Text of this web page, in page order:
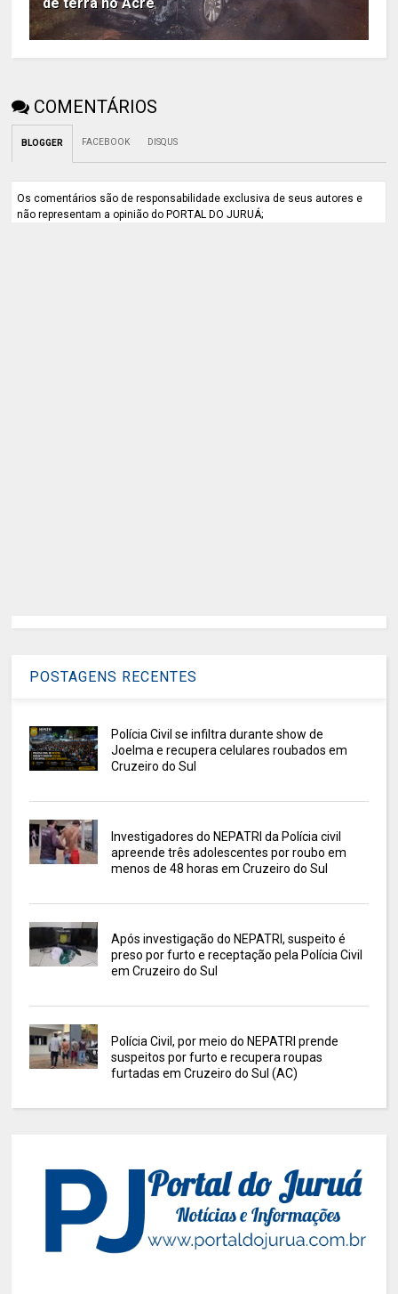
COMENTÁRIOS
BLOGGER FACEBOOK DISQUS
Os comentários são de responsabilidade exclusiva de seus autores e
não representam a opinião do PORTAL DO JURUÁ;
POSTAGENS RECENTES
Polícia Civil se infiltra durante show de
Joelma e recupera celulares roubados em
Cruzeiro do Sul
Investigadores do NEPATRI da Polícia civil
apreende três adolescentes por roubo em
menos de 48 horas em Cruzeiro do Sul
Após investigação do NEPATRI, suspeito é
preso por furto e receptação pela Polícia Civil
em Cruzeiro do Sul
Polícia Civil, por meio do NEPATRI prende
suspeitos por furto e recupera roupas
furtadas em Cruzeiro do Sul (AC)